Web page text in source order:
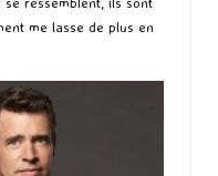
me lasse de plus en